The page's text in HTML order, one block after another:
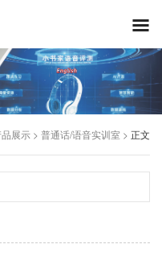
品展示 > 普通话/语音实训室 > 正文